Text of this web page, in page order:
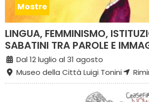
Mostre
LINGUA, FEMMINISMO,
SABATINI TRA PAROLE E
Dal 12 luglio al 31 agosto
Museo della Città Luigi Tonini